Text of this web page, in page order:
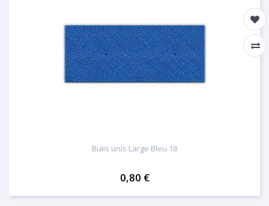
Biais unis Large Bleu 18
0,80 €